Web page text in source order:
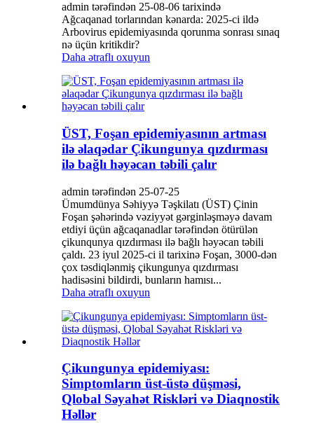
admin tərəfindən 25-08-06 tarixində
Ağcaqanad torlarından kənarda: 2025-ci ildə
Arbovirus epidemiyasında qorunma sonrası sınaq
nə üçün kritikdir?
Daha ətraflı oxuyun
ÜST, Foşan epidemiyasının artması
ilə əlaqədar Çikungunya qızdırması
ilə bağlı həyəcan təbili çalır
admin tərəfindən 25-07-25
Ümumdünya Səhiyyə Təşkilatı (ÜST) Çinin
Foşan şəhərində vəziyyət gərginləşməyə davam
etdiyi üçün ağcaqanadlar tərəfindən ötürülən
çikunqunya qızdırması ilə bağlı həyəcan təbili
çaldı. 23 iyul 2025-ci il tarixinə Foşan, 3000-dən
çox təsdiqlənmiş çikungunya qızdırması
hadisəsini bildirdi, bunların hamısı...
Daha ətraflı oxuyun
Çikungunya epidemiyası:
Simptomların üst-üstə düşməsi,
Qlobal Səyahət Riskləri və Diaqnostik
Həllər